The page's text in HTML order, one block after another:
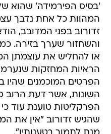
'בסיס הפירמידה' שהוא
המהוות כל אחת נדבך
זדורוב בפני המדובב,
והשחזור שערך בזירה.
הראיות המחזקות
הפרטים המוכמנים שהיו
השונות, אשר דעת הרוב
הפרקליטות טוענת עוד
שהגיש זדורוב "אין את